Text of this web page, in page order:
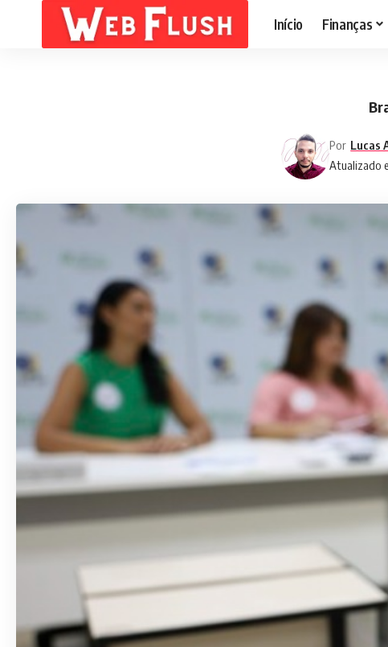
Início Finanças
Atualizado
Por Lucas